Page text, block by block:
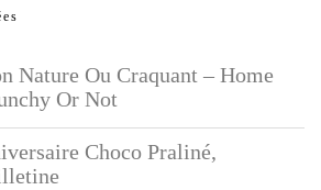
Nature Ou Craquant – Home
Or Not
Choco Praliné,